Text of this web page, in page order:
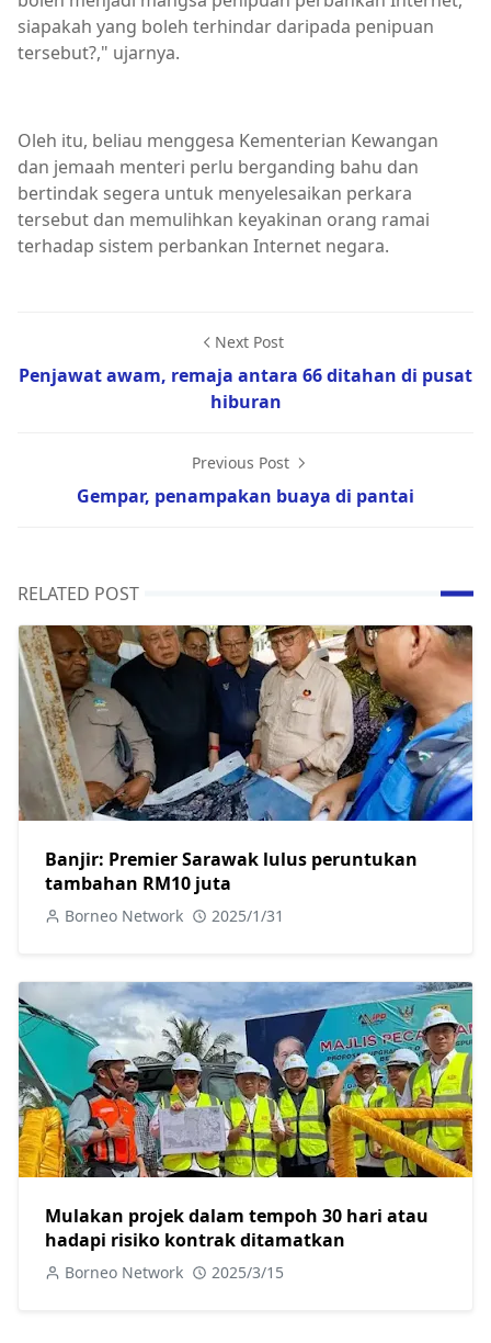
siapakah yang boleh terhindar daripada penipuan
tersebut?," ujarnya.
Oleh itu, beliau menggesa Kementerian Kewangan
dan jemaah menteri perlu berganding bahu dan
bertindak segera untuk menyelesaikan perkara
tersebut dan memulihkan keyakinan orang ramai
terhadap sistem perbankan Internet negara.
Next Post
Penjawat awam, remaja antara 66 ditahan di pusat
hiburan
Previous Post
Gempar, penampakan buaya di pantai
RELATED POST
Banjir: Premier Sarawak lulus peruntukan
tambahan RM10 juta
Borneo Network 2025/1/31
Mulakan projek dalam tempoh 30 hari atau
hadapi risiko kontrak ditamatkan
Borneo Network 2025/3/15